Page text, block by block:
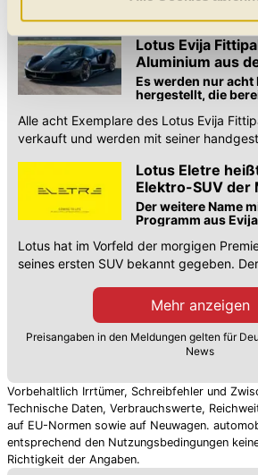
Daten verarbeitet, für die Sie uns Ihr
geben. Bitte beachten Sie, dass
Einschränkung womöglich nicht mehr
Funktionalitäten der Website zur
können die Einstellungen jederzeit in
Datenschutzerklärunganpassen.
Lotus Evija
Aluminium aus
Es werden nur acht
hergestellt, die
Alle acht Exemplare des Lotus Evija
verkauft und werden mit seiner
Lotus Eletre
Elektro-SUV der
Der weitere Name
Programm aus
Lotus hat im Vorfeld der morgigen
seines ersten SUV bekannt gegeben.
Mehr anzeigen
Preisangaben in den Meldungen gelten für
News
Vorbehaltlich Irrtümer, Schreibfehler und
Technische Daten, Verbrauchswerte,
auf EU-Normen sowie auf Neuwagen.
entsprechend den Nutzungsbedingungen
Richtigkeit der Angaben.